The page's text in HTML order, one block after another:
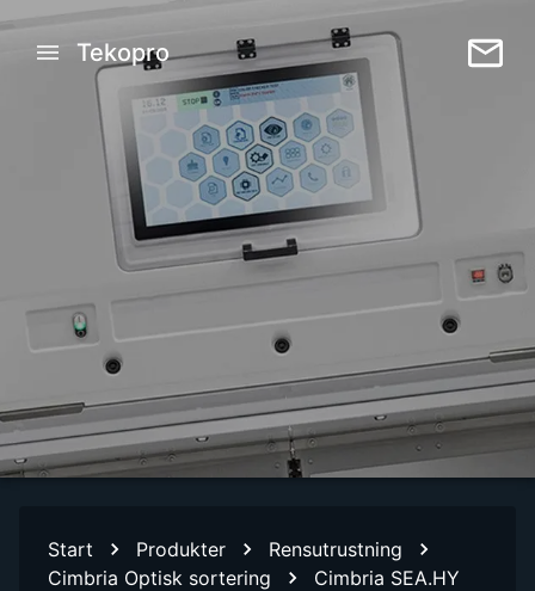
Tekopro
Start Produkter
Rensutrustning
Cimbria Optisk sortering
Cimbria SEA.HY